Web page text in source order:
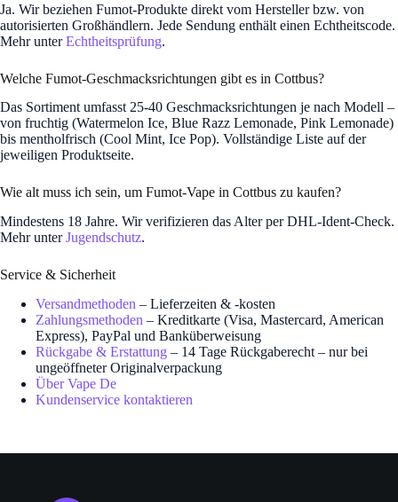
Ja. Wir beziehen Fumot-Produkte direkt vom Hersteller bzw. von
autorisierten Großhändlern. Jede Sendung enthält einen Echtheitscode.
Mehr unterEchtheitsprüfung.
Welche Fumot-Geschmacksrichtungen gibt es in Cottbus?
Das Sortiment umfasst 25-40 Geschmacksrichtungen je nach Modell –
von fruchtig (Watermelon Ice, Blue Razz Lemonade, Pink Lemonade)
bis mentholfrisch (Cool Mint, Ice Pop). Vollständige Liste auf der
jeweiligen Produktseite.
Wie alt muss ich sein, um Fumot-Vape in Cottbus zu kaufen?
Mindestens 18 Jahre. Wir verifizieren das Alter per DHL-Ident-Check.
Mehr unterJugendschutz.
Service & Sicherheit
Versandmethoden – Lieferzeiten & -kosten
Zahlungsmethoden – Kreditkarte (Visa, Mastercard, American
Express), PayPal und Banküberweisung
Rückgabe & Erstattung – 14 Tage Rückgaberecht – nur bei
ungeöffneter Originalverpackung
Über Vape De
Kundenservice kontaktieren